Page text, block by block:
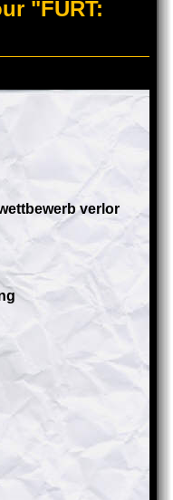
"FURT:
verlor